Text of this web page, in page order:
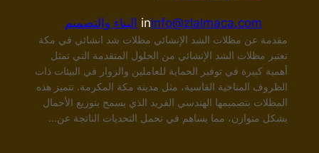
info@zlalmaca.com
in البناء والتصميم
مقدمة عن مظلات الشد الإنشائي مظلات شد انشائي في مكة
تعتبر مظلات الشد الإنشائي من الحلول المتقدمة التي تمثل
أهمية كبيرة في توفير الحماية للعاملين والزوار في البيئات ذات
الظروف المناخية القاسية، مثل مدينة مكة المكرمة. تتميز هذه
المظلات بتصميمها الهندسي الفريد الذي يسمح بتوزيع الأحمال
بشكل متوازن، مما يساهم في تحمل التحديات الناتجة عن…